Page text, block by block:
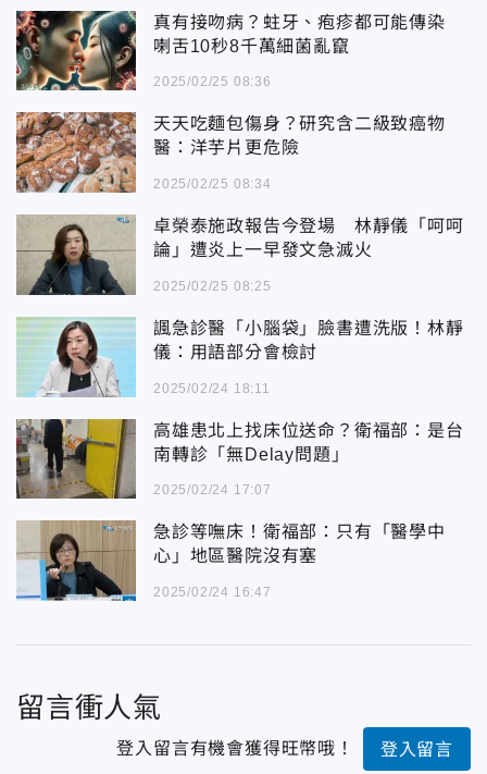
真有接吻病？蛀牙、疱疹都可能傳染
喇舌10秒8千萬細菌亂竄
2025/02/25 08:36
天天吃麵包傷身？研究含二級致癌物
醫：洋芋片更危險
2025/02/25 08:34
卓榮泰施政報告今登場 林靜儀「呵呵
論」遭炎上一早發文急滅火
2025/02/25 08:25
諷急診醫「小腦袋」臉書遭洗版！林靜
儀：用語部分會檢討
2025/02/24 18:11
高雄患北上找床位送命？衛福部：是台
南轉診「無Delay問題」
2025/02/24 17:07
急診等嘸床！衛福部：只有「醫學中
心」地區醫院沒有塞
2025/02/24 16:47
留言衝人氣
登入留言有機會獲得旺幣哦！ 登入留言